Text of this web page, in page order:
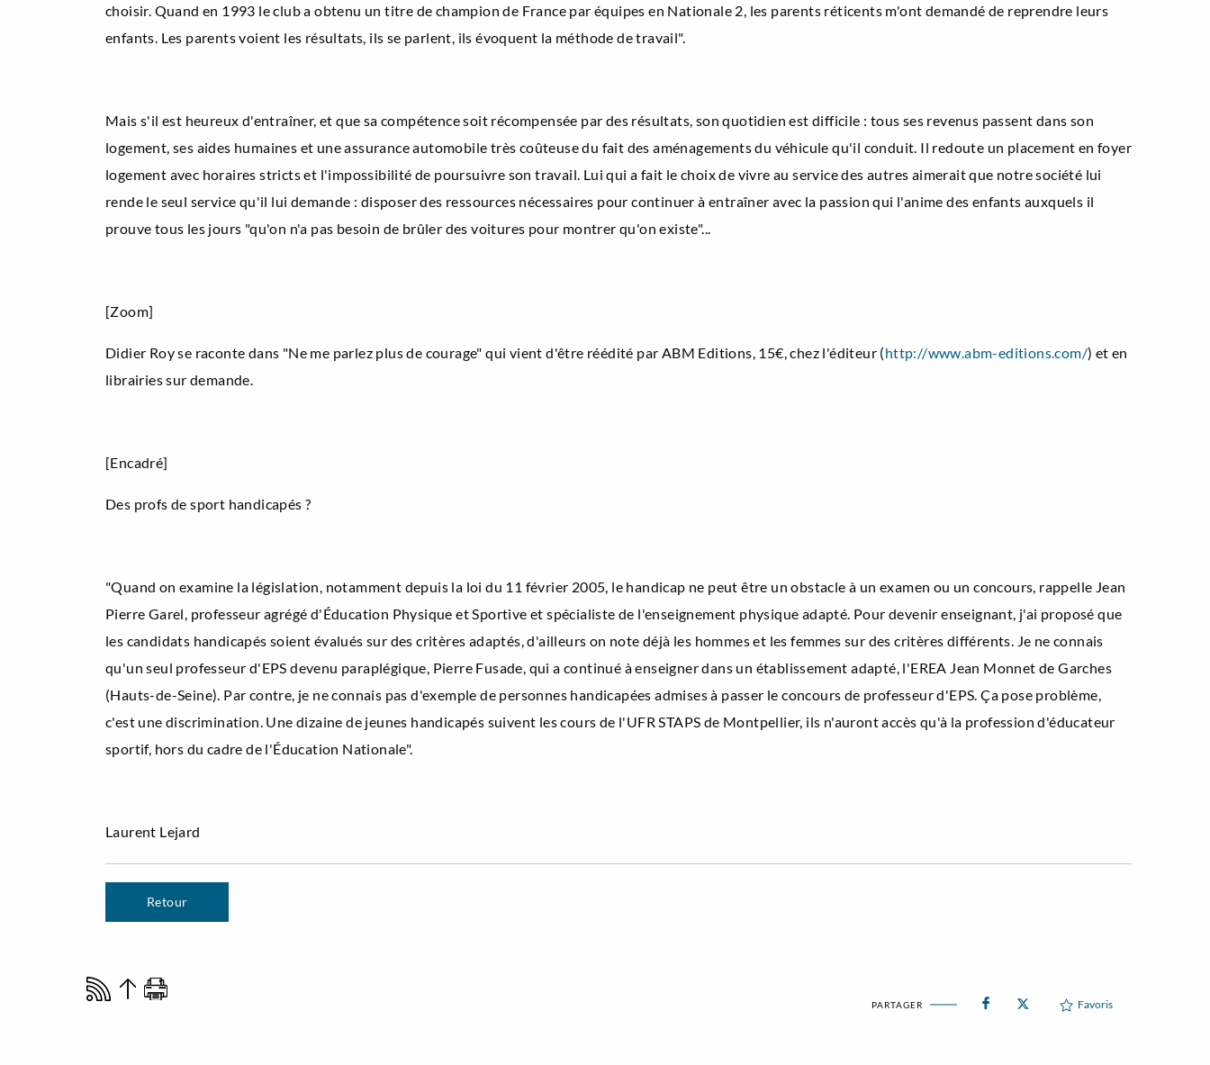
choisir. Quand en 1993 le club a obtenu un titre de champion de France par équipes en Nationale 2, les parents réticents m'ont demandé de reprendre leurs
enfants. Les parents voient les résultats, ils se parlent, ils évoquent la méthode de travail".
Mais s'il est heureux d'entraîner, et que sa compétence soit récompensée par des résultats, son quotidien est difficile : tous ses revenus passent dans son
logement, ses aides humaines et une assurance automobile très coûteuse du fait des aménagements du véhicule qu'il conduit. Il redoute un placement en foyer
logement avec horaires stricts et l'impossibilité de poursuivre son travail. Lui qui a fait le choix de vivre au service des autres aimerait que notre société lui
rende le seul service qu'il lui demande : disposer des ressources nécessaires pour continuer à entraîner avec la passion qui l'anime des enfants auxquels il
prouve tous les jours "qu'on n'a pas besoin de brûler des voitures pour montrer qu'on existe"...
[Zoom]
Didier Roy se raconte dans "Ne me parlez plus de courage" qui vient d'être réédité par ABM Editions, 15€, chez l'éditeur (http://www.abm-editions.com/) et en
librairies sur demande.
[Encadré]
Des profs de sport handicapés ?
"Quand on examine la législation, notamment depuis la loi du 11 février 2005, le handicap ne peut être un obstacle à un examen ou un concours, rappelle Jean
Pierre Garel, professeur agrégé d'Éducation Physique et Sportive et spécialiste de l'enseignement physique adapté. Pour devenir enseignant, j'ai proposé que
les candidats handicapés soient évalués sur des critères adaptés, d'ailleurs on note déjà les hommes et les femmes sur des critères différents. Je ne connais
qu'un seul professeur d'EPS devenu paraplégique, Pierre Fusade, qui a continué à enseigner dans un établissement adapté, l'EREA Jean Monnet de Garches
(Hauts-de-Seine). Par contre, je ne connais pas d'exemple de personnes handicapées admises à passer le concours de professeur d'EPS. Ça pose problème,
c'est une discrimination. Une dizaine de jeunes handicapés suivent les cours de l'UFR STAPS de Montpellier, ils n'auront accès qu'à la profession d'éducateur
sportif, hors du cadre de l'Éducation Nationale".
Laurent Lejard
Retour
PARTAGER Favoris